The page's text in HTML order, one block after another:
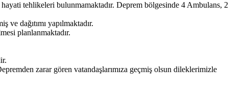
tehlikeleri bulunmamaktadır. Deprem bölgesinde 4 Ambulans, 2
dağıtımı yapılmaktadır.
planlanmaktadır.
zarar gören vatandaşlarımıza geçmiş olsun dileklerimizle